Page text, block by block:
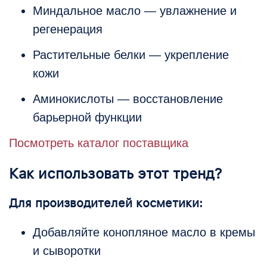
Миндальное масло — увлажнение и
регенерация
Растительные белки — укрепление
кожи
Аминокислоты — восстановление
барьерной функции
Посмотреть каталог поставщика
Как использовать этот тренд?
Для производителей косметики:
Добавляйте конопляное масло в кремы
и сыворотки